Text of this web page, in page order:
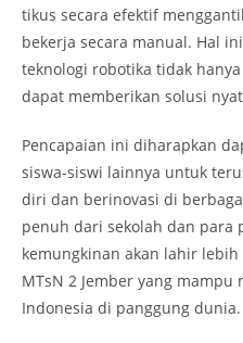
tikus secara efektif
bekerja secara manual. Hal
teknologi robotika tidak
dapat memberikan solusi
Pencapaian ini diharapkan
siswa-siswi lainnya untuk
diri dan berinovasi di
penuh dari sekolah dan
kemungkinan akan lahir
MTsN 2 Jember yang mampu
Indonesia di panggung dunia.